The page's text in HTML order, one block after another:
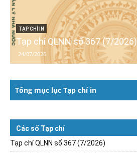
TẠP CHÍ IN
Tạp chí QLNN số 367 (7/2026)
24/07/2026
Tổng mục lục Tạp chí in
Các số Tạp chí
Tạp chí QLNN số 367 (7/2026)